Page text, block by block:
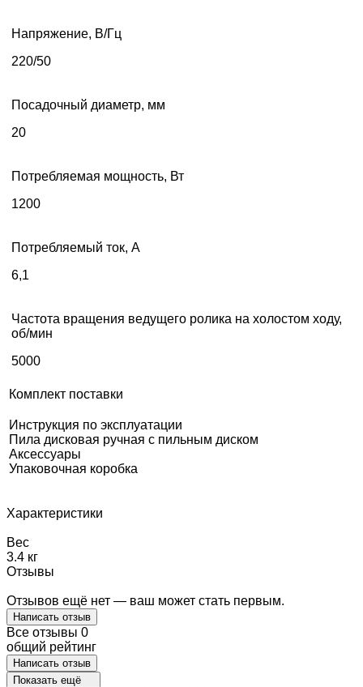
Напряжение, В/Гц
220/50
Посадочный диаметр, мм
20
Потребляемая мощность, Вт
1200
Потребляемый ток, А
6,1
Частота вращения ведущего ролика на холостом ходу,
об/мин
5000
Комплект поставки
Инструкция по эксплуатации
Пила дисковая ручная с пильным диском
Аксессуары
Упаковочная коробка
Характеристики
Вес
3.4 кг
Отзывы
Отзывов ещё нет — ваш может стать первым.
Написать отзыв
Все отзывы 0
общий рейтинг
Написать отзыв
Показать ещё